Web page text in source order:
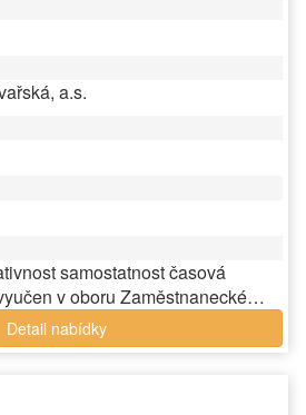
a.s.
samostatnost časová
v oboru Zaměstnanecké…
Detail nabídky